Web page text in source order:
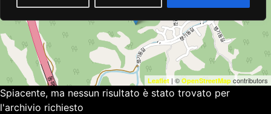
Leaflet | © OpenStreetMap contributors
Spiacente, ma nessun risultato è stato trovato per
l'archivio richiesto